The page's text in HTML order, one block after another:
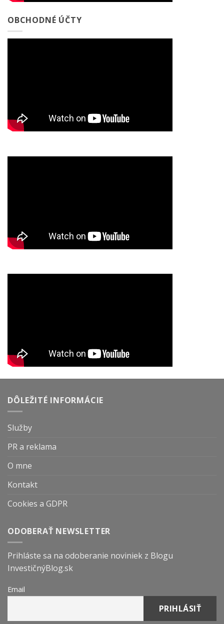
OBCHODNÉ ÚČTY
DÔLEŽITÉ INFORMÁCIE
Služby
PR a reklama
O mne
Kontakt
Cookies a GDPR
ODOBERAŤ NEWSLETTER
Prihláste sa na odoberanie noviniek z Blogu
InvestičnýBlog.sk
Email